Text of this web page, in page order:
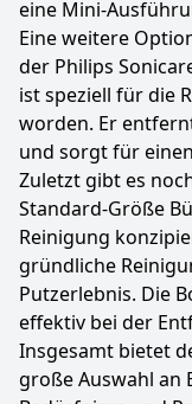
eine Mini-
Eine weitere
der Philips
ist speziell für die
worden. Er
und sorgt für
Zuletzt gibt es
Standard-Größe
Reinigung
gründliche
Putzerlebnis. Die
effektiv bei der
Insgesamt bietet
große Auswahl